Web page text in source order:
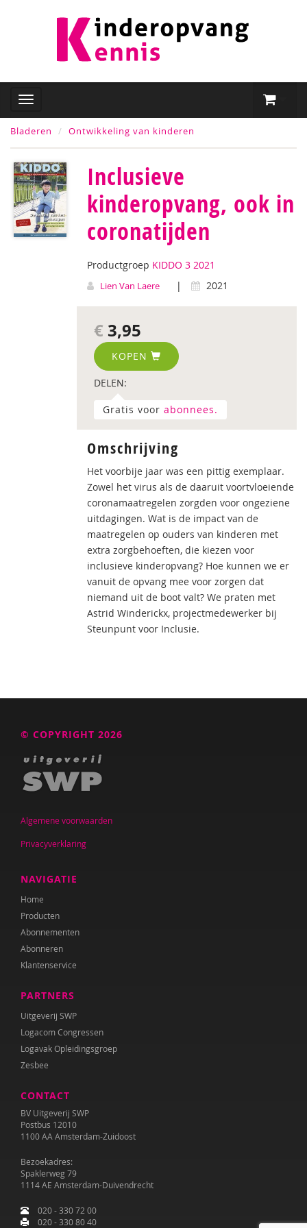
Bladeren Ontwikkeling van kinderen
Inclusieve
kinderopvang, ook in
coronatijden
Productgroep KIDDO 3 2021
Lien Van Laere | 2021
€ 3,95
KOPEN
DELEN:
Gratis voor abonnees.
Omschrijving
Het voorbije jaar was een pittig exemplaar.
Zowel het virus als de daaruit voortvloeiende
coronamaatregelen zorgden voor ongeziene
uitdagingen. Wat is de impact van de
maatregelen op ouders van kinderen met
extra zorgbehoeften, die kiezen voor
inclusieve kinderopvang? Hoe kunnen we er
vanuit de opvang mee voor zorgen dat
niemand uit de boot valt? We praten met
Astrid Winderickx, projectmedewerker bij
Steunpunt voor Inclusie.
© COPYRIGHT 2026
Algemene voorwaarden
Privacyverklaring
NAVIGATIE
Home
Producten
Abonnementen
Abonneren
Klantenservice
PARTNERS
Uitgeverij SWP
Logacom Congressen
Logavak Opleidingsgroep
Zesbee
CONTACT
BV Uitgeverij SWP
Postbus 12010
1100 AA Amsterdam-Zuidoost
Bezoekadres:
Spaklerweg 79
1114 AE Amsterdam-Duivendrecht
020 - 330 72 00
020 - 330 80 40